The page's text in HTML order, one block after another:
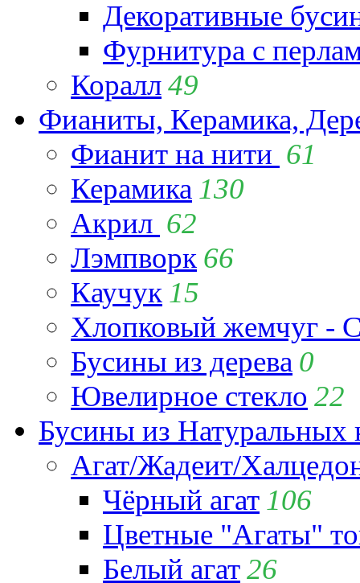
Декоративные
Фурнитура с
Коралл49
Фианиты, Керамика,
Фианит на нити 61
Керамика 130
Акрил 62
Лэмпворк 66
Каучук 15
Хлопковый жемчуг -
Бусины из дерева 0
Ювелирное стекло 22
Бусины из Натуральных
Агат/Жадеит/
Чёрный агат 106
Цветные "Агаты"
Белый агат26